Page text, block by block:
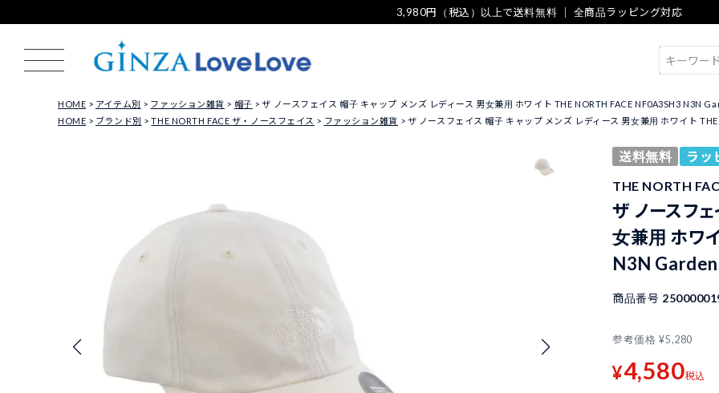
3,980円（税込）以上で送料無料 ｜ 全商品ラッピング対応
HOME アイテム別 ファッション雑貨 帽子
ザ ノースフェイス 帽子 キャップ メンズ レディース 男女兼用 ホワイト THE NORTH FACE NF0A3SH3 N3N
HOME
ブランド別 THE NORTH FACE ザ・ノースフェイス ファッション雑貨 ザ ノースフェイス 帽子 キャップ メンズ レディース 男女兼用 ホワイト
送料無料
ラッ
THE NORTH
ザ ノースフ
女兼用 ホワ
N3N
商品番号
参考価格 ¥5,280
¥4,580税込